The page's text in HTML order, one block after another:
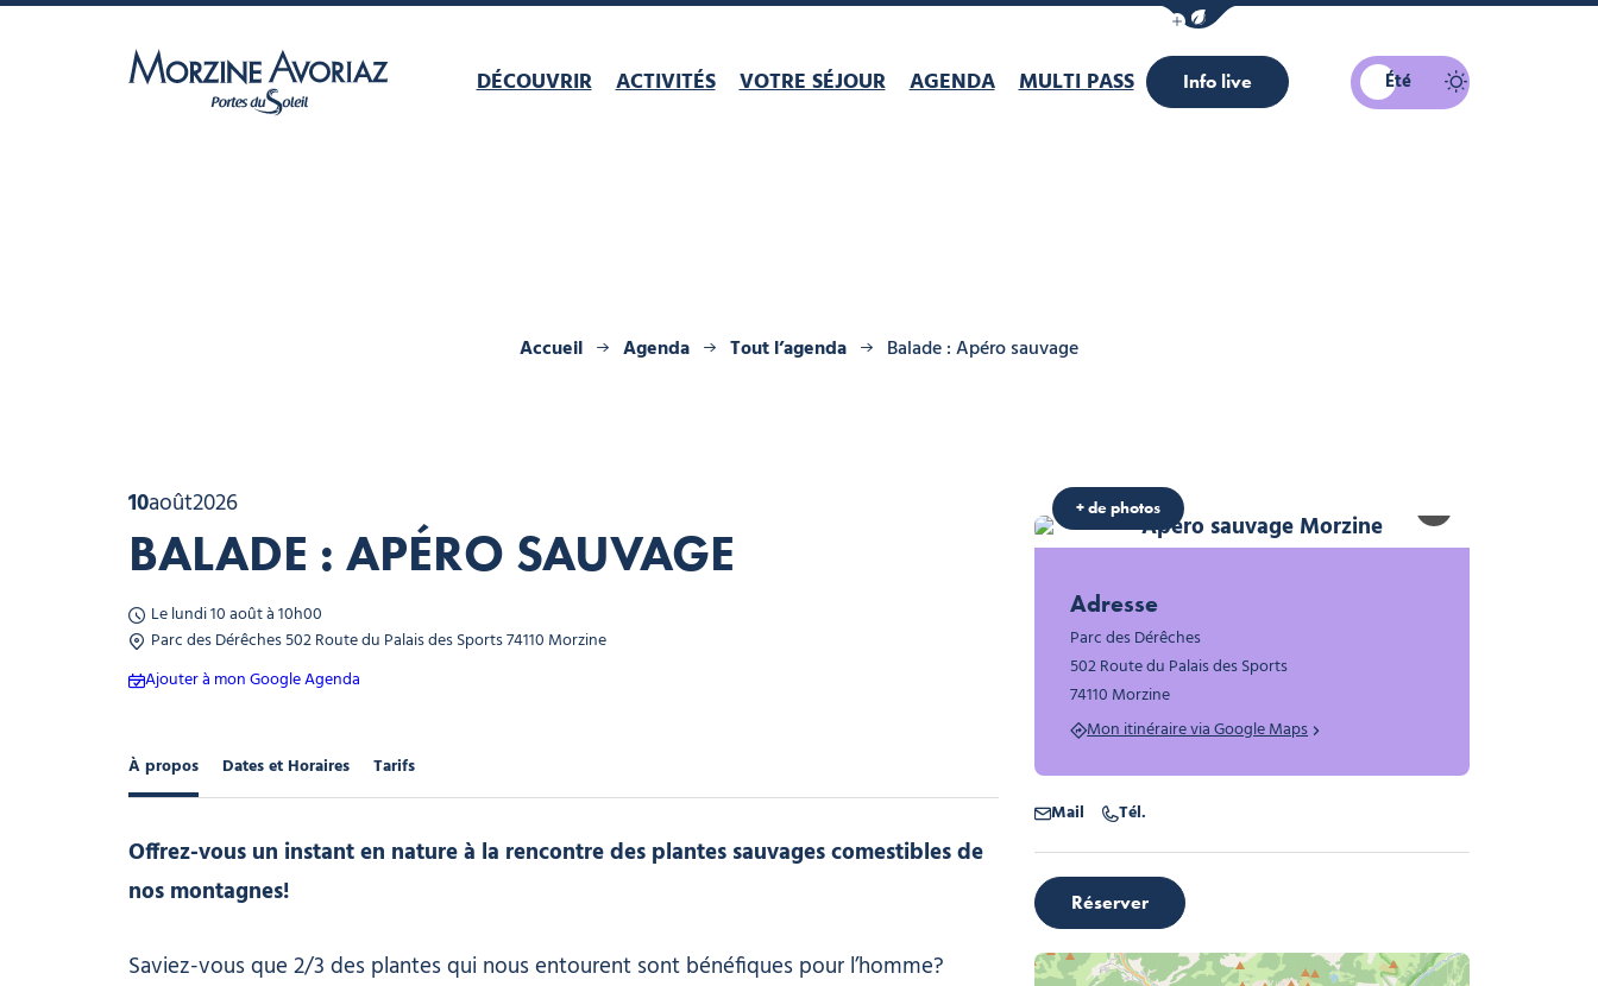
Afficher la barre de navigation du mode éco
DÉCOUVRIR ACTIVITÉS VOTRE SÉJOUR AGENDA MULTI PASS Info live Été
Accueil Agenda Tout l’agenda Balade : Apéro sauvage
10août2026
BALADE : APÉRO SAUVAGE
Le lundi 10 août à 10h00
Parc des Dérêches 502 Route du Palais des Sports 74110 Morzine
Ajouter à mon Google Agenda
À propos Dates et Horaires Tarifs
Offrez-vous un instant en nature à la rencontre des plantes sauvages comestibles de
nos montagnes!
Saviez-vous que 2/3 des plantes qui nous entourent sont bénéfiques pour l’homme?
Apéro sauvage Morzine, © Office de tourisme
+ de photos
PLantes sauvages à croquer morzine, © office de tourisme
Adresse
Parc des Dérêches
502 Route du Palais des Sports
74110 Morzine
Mon itinéraire via Google Maps
Mail Tél.
Réserver